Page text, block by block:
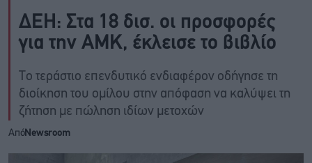
ΔΕΗ: Στα 18 δισ. οι προσφορές
για την ΑΜΚ, έκλεισε το βιβλίο
Το τεράστιο επενδυτικό ενδιαφέρον οδήγησε τη
διοίκηση του ομίλου στην απόφαση να καλύψει τη
ζήτηση με πώληση ιδίων μετοχών
ΑπόNewsroom